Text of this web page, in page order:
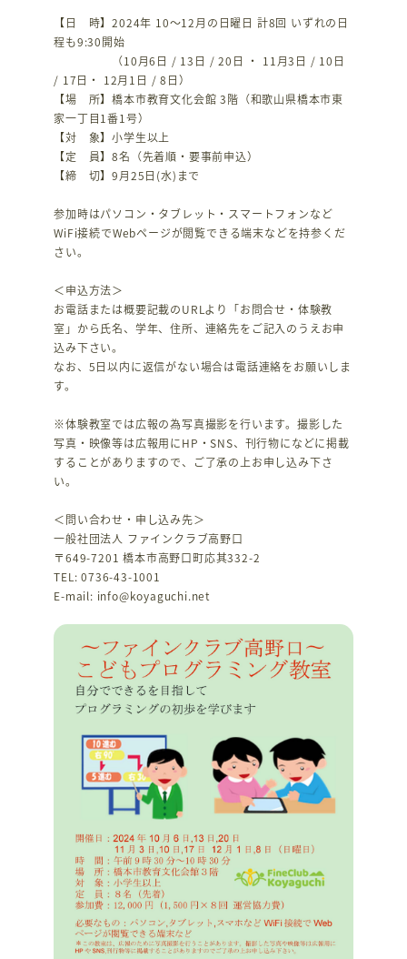
【日 時】2024年 10～12月の日曜日 計8回 いずれの日
程も9:30開始
（10月6日 / 13日 / 20日 ・ 11月3日 / 10日
/ 17日・ 12月1日 / 8日）
【場 所】橋本市教育文化会館 3階（和歌山県橋本市東
家一丁目1番1号）
【対 象】小学生以上
【定 員】8名（先着順・要事前申込）
【締 切】9月25日(水)まで
参加時はパソコン・タブレット・スマートフォンなど
WiFi接続でWebページが閲覧できる端末などを持参くだ
さい。
＜申込方法＞
お電話または概要記載のURLより「お問合せ・体験教
室」から氏名、学年、住所、連絡先をご記入のうえお申
込み下さい。
なお、5日以内に返信がない場合は電話連絡をお願いしま
す。
※体験教室では広報の為写真撮影を行います。撮影した
写真・映像等は広報用にHP・SNS、刊行物になどに掲載
することがありますので、ご了承の上お申し込み下さ
い。
＜問い合わせ・申し込み先＞
一般社団法人 ファインクラブ高野口
〒649-7201 橋本市高野口町応其332-2
TEL: 0736-43-1001
E-mail: info@koyaguchi.net